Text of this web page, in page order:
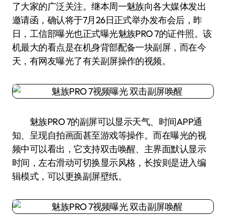
了大家的广泛关注。继本周一魅族向各大媒体发出
邀请函，确认将于7月26日正式举办发布会后，昨
日，工信部曝光也正式曝光魅族PRO 7的证件照。该
机最大的看点是在机身背部配备一块副屏，而在今
天，有网友曝光了有关副屏操作的视频。
魅族PRO 7的副屏可以显示天气、时间APP通
知、呈现自拍画面甚至游戏等操作。而在曝光的视
频中可以看出，它支持双击唤醒、主界面默认显示
时间，左右滑动可切换显示风格，长按则是进入编
辑模式，可以更换副屏壁纸。